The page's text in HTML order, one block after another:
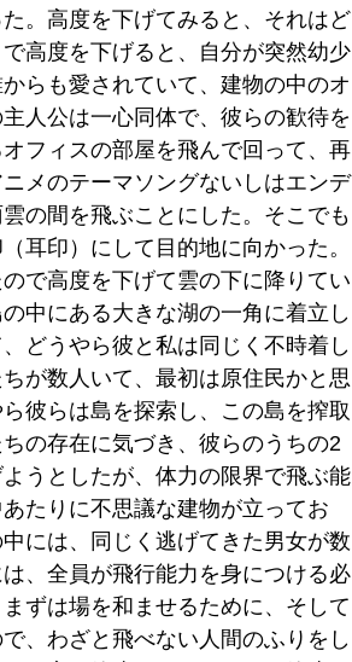
。高度を下げてみると、それはど
高度を下げると、自分が突然幼少
らも愛されていて、建物の中のオ
人公は一心同体で、彼らの歓待を
フィスの部屋を飛んで回って、再
メのテーマソングないしはエンデ
の間を飛ぶことにした。そこでも
耳印）にして目的地に向かった。
で高度を下げて雲の下に降りてい
中にある大きな湖の一角に着立し
どうやら彼と私は同じく不時着し
が数人いて、最初は原住民かと思
彼らは島を探索し、この島を搾取
の存在に気づき、彼らのうちの2
うとしたが、体力の限界で飛ぶ能
たりに不思議な建物が立ってお
には、同じく逃げてきた男女が数
、全員が飛行能力を身につける必
ずは場を和ませるために、そして
、わざと飛べない人間のふりをし